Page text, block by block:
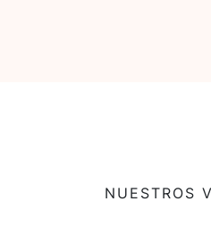
NUESTROS